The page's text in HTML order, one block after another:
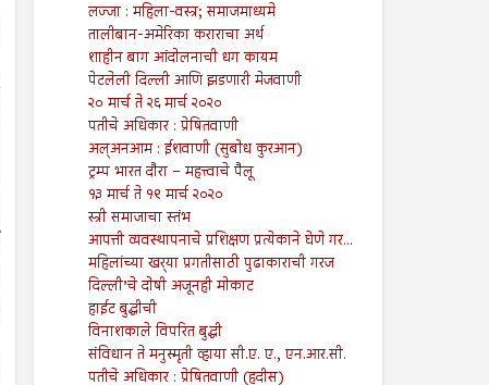
लज्जा : महिला-वस्त्र; समाजमाध्यमे
तालीबान-अमेरिका कराराचा अर्थ
शाहीन बाग आंदोलनाची धग कायम
पेटलेली दिल्ली आणि झडणारी मेजवाणी
२० मार्च ते २६ मार्च २०२०
पतीचे अधिकार : प्रेषितवाणी
अल्अनआम : ईशवाणी (सुबोध कुरआन)
ट्रम्प भारत दौरा – महत्त्वाचे पैलू
१३ मार्च ते १९ मार्च २०२०
स्त्री समाजाचा स्तंभ
आपत्ती व्यवस्थापनाचे प्रशिक्षण प्रत्येकाने घेणे गर...
महिलांच्या खर्‍या प्रगतीसाठी पुढाकाराची गरज
दिल्ली’चे दोषी अजूनही मोकाट
हाईट बुद्धीची
विनाशकाले विपरित बुद्धी
संविधान ते मनुस्मृती व्हाया सी.ए. ए., एन.आर.सी.
पतीचे अधिकार : प्रेषितवाणी (हदीस)